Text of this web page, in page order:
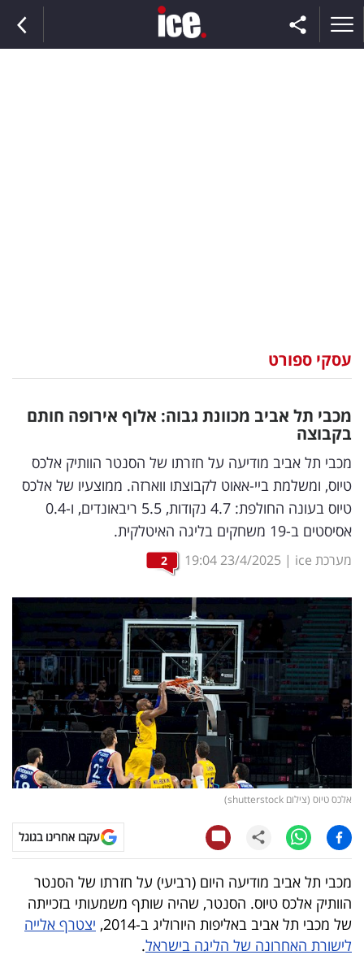
וצרכנות
דיגיטל
וטק
שיווק
ופרסום
משפט
מדדים
ומחקרים
דעות
רכילות
עסקית
קריפטו
ויראלי
טלוויזיה
עסקי
ספורט
קריירה
עסקי ספורט
מכבי תל אביב מכוונת גבוה: אלוף אירופה חותם
בקבוצה
מכבי תל אביב מודיעה על חזרתו של הסנטר הוותיק אלכס
טיוס, ומשלמת ביי-אאוט לקבוצתו ווארזה. ממוצעיו של אלכס
טיוס בעונה החולפת: 4.7 נקודות, 5.5 ריבאונדים, ו-0.4
אסיסטים ב-19 משחקים בליגה האיטלקית.
מערכת ice |
23/4/2025
19:04
2
אלכס טיוס (צילום shutterstock)
עקבו אחרינו בגוגל
מכבי תל אביב מודיעה היום (רביעי) על חזרתו של הסנטר
הוותיק אלכס טיוס. הסנטר, שהיה שותף משמעותי בזכייתה
של מכבי תל אביב באליפות היורוליג ב-2014,
יצטרף אלייה
לישורת האחרונה של הליגה בישראל.